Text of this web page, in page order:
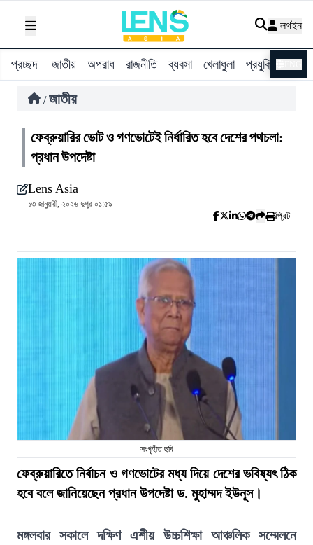
লগইন
প্রচ্ছদ জাতীয় অপরাধ রাজনীতি ব্যবসা খেলাধুলা প্রযুক্তি
/ জাতীয়
ফেব্রুয়ারির ভোট ও গণভোটেই নির্ধারিত হবে দেশের পথচলা:
প্রধান উপদেষ্টা
Lens Asia
১৩ জানুয়ারী, ২০২৬ দুপুর ০১:৫৯
প্রিন্ট
সংগৃহীত ছবি
ফেব্রুয়ারিতে নির্বাচন ও গণভোটের মধ্য দিয়ে দেশের ভবিষ্যৎ ঠিক
হবে বলে জানিয়েছেন প্রধান উপদেষ্টা ড. মুহাম্মদ ইউনূস।
মঙ্গলবার সকালে দক্ষিণ এশীয় উচ্চশিক্ষা আঞ্চলিক সম্মেলনে